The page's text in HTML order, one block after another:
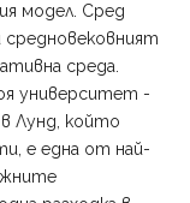
модел. Сред
средновековният
среда.
университет -
Лунд, който
е една от най-